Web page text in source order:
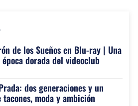
de los Sueños en Blu-ray | Una
dorada del videoclub
dos generaciones y un
moda y ambición